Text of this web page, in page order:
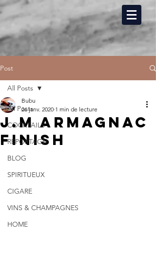
Post
All Posts
COCKTAILS
REPORTAGE
BLOG
SPIRITUEUX
CIGARE
VINS & CHAMPAGNES
HOME
All Posts
J.M Armagnac
finish
Bubu
26 janv. 2020 1 min de lecture